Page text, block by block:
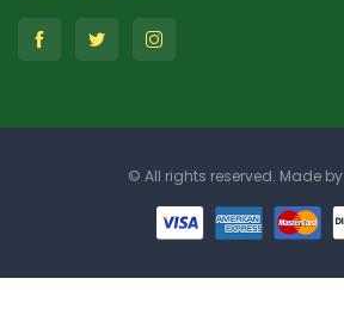
© All rights reserved. Made by